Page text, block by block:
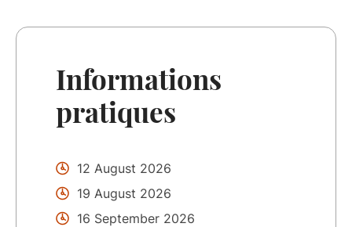
Informations
pratiques
12 August 2026
19 August 2026
16 September 2026